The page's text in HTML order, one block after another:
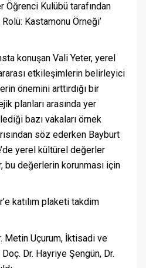
Kulübü tarafından
Kastamonu Örneği’
konuşan Vali Yeter, yerel
etkileşimlerin belirleyici
önemini arttırdığı bir
planları arasında yer
bazı vakaları örnek
söz ederken Bayburt
yerel kültürel değerler
bu değerlerin korunması için
katılım plaketi takdim
Metin Uçurum, İktisadi ve
Dr. Hayriye Şengün, Dr.